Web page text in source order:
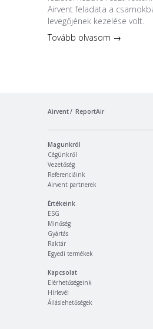
Airvent feladata a
levegőjének kezelése volt.
Tovább olvasom →
Airvent ReportAir
Magunkról
Cégünkről
Vezetőség
Referenciáink
Airvent partnerek
Értékeink
ESG
Minőség
Gyártás
Raktár
Egyedi termékek
Kapcsolat
Elérhetőségeink
Hírlevél
Álláslehetőségek